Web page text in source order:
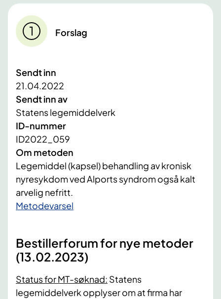
Forslag
Sendt inn
21.04.2022
Sendt inn av
Statens legemiddelverk
ID-nummer
ID2022_059
Om metoden
Legemiddel (kapsel) behandling av kronisk
nyresykdom ved Alports syndrom også kalt
arvelig nefritt.
​Metodevarsel
Bestillerforum for nye metoder
(13.02.2023)
Status for MT-søknad: Statens
legemiddelverk opplyser om at firma har